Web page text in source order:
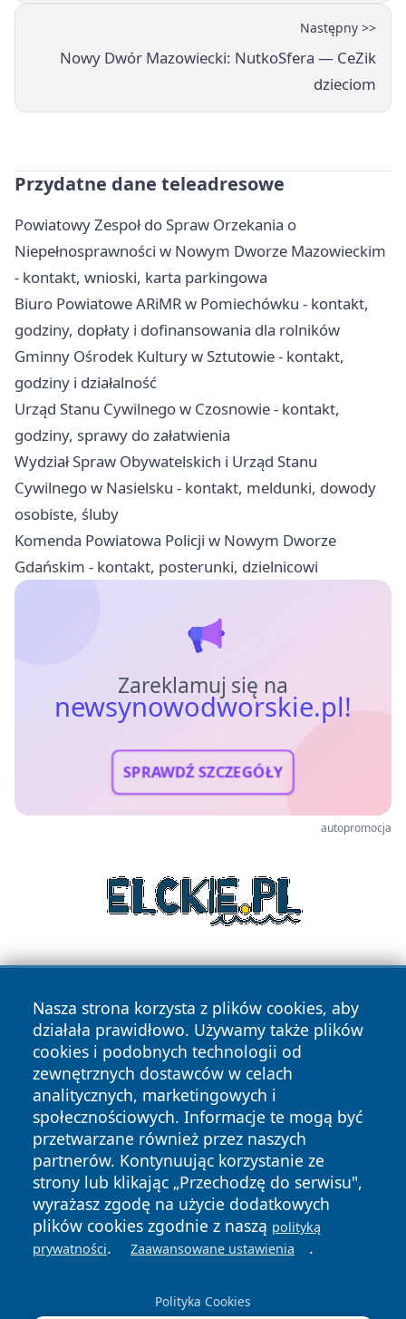
Następny >>
Nowy Dwór Mazowiecki: NutkoSfera — CeZik
dzieciom
Przydatne dane teleadresowe
Powiatowy Zespoł do Spraw Orzekania o
Niepełnosprawności w Nowym Dworze Mazowieckim
- kontakt, wnioski, karta parkingowa
Biuro Powiatowe ARiMR w Pomiechówku - kontakt,
godziny, dopłaty i dofinansowania dla rolników
Gminny Ośrodek Kultury w Sztutowie - kontakt,
godziny i działalność
Urząd Stanu Cywilnego w Czosnowie - kontakt,
godziny, sprawy do załatwienia
Wydział Spraw Obywatelskich i Urząd Stanu
Cywilnego w Nasielsku - kontakt, meldunki, dowody
osobiste, śluby
Komenda Powiatowa Policji w Nowym Dworze
Gdańskim - kontakt, posterunki, dzielnicowi
Zareklamuj się na
newsynowodworskie.pl!
SPRAWDŹ SZCZEGÓŁY
autopromocja
Nasza strona korzysta z plików cookies, aby
działała prawidłowo. Używamy także plików
cookies i podobnych technologii od
zewnętrznych dostawców w celach
analitycznych, marketingowych i
społecznościowych. Informacje te mogą być
przetwarzane również przez naszych
partnerów. Kontynuując korzystanie ze
strony lub klikając „Przechodzę do serwisu",
wyrażasz zgodę na użycie dodatkowych
plików cookies zgodnie z naszą polityką
prywatności. Zaawansowane ustawienia .
Polityka Cookies
Copyright © 2026 newsynowodworskie.pl Wszystkie prawa
zastrzeżone.
News Autorzy
Polityka
Prywatności
Polityka
Cookies